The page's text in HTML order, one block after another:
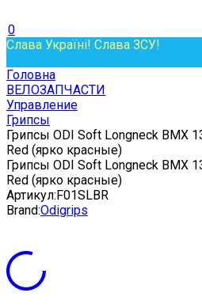
0
Слава Україні! Слава ЗСУ!
Головна
ВЕЛОЗАПЧАСТИ
Управление
Грипсы
Грипсы ODI Soft Longneck BMX
Red (ярко красные)
Грипсы ODI Soft Longneck BMX
Red (ярко красные)
Артикул:F01SLBR
Brand:Odigrips